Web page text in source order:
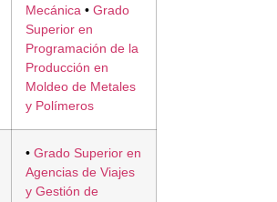
Mecánica • Grado
Superior en
Programación de la
Producción en
Moldeo de Metales
y Polímeros
• Grado Superior en
Agencias de Viajes
y Gestión de